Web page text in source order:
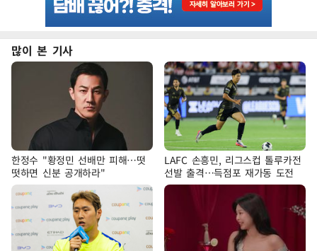
많이 본 기사
한정수 "황정민 선배만 피해…떳
떳하면 신분 공개하라"
LAFC 손흥민, 리그스컵 톨루카전
선발 출격…득점포 재가동 도전